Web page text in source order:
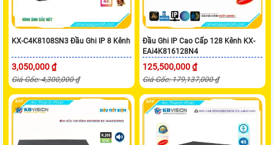
KX-C4K8108SN3 Đầu Ghi IP 8 Kênh
3,050,000 ₫
Giá Gốc: 4,300,000 ₫
Đầu Ghi IP Cao Cấp 128 Kênh KX-
EAi4K816128N4
125,500,000 ₫
Giá Gốc: 179,137,000 ₫